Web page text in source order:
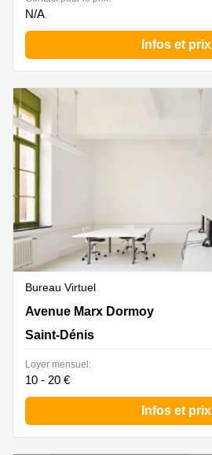
N/A
Infos et prix
Bureau Virtuel
Avenue Marx Dormoy 1, Saint-Dénis
Avenue Marx Dormoy
Saint-Dénis
Loyer mensuel:
10 - 20 €
Infos et prix